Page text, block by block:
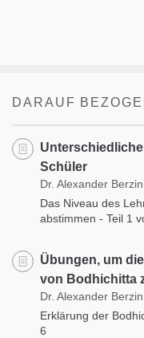
DARAUF
Schüler
Dr. Alexander Berzin
Das Niveau des
abstimmen - Teil 1
Übungen, um
von Bodhichitta
Dr. Alexander Berzin
Erklärung der
6